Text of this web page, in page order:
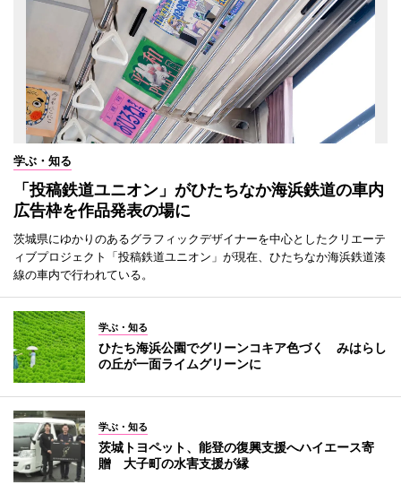
学ぶ・知る
「投稿鉄道ユニオン」がひたちなか海浜鉄道の車内
広告枠を作品発表の場に
茨城県にゆかりのあるグラフィックデザイナーを中心としたクリエーテ
ィブプロジェクト「投稿鉄道ユニオン」が現在、ひたちなか海浜鉄道湊
線の車内で行われている。
学ぶ・知る
ひたち海浜公園でグリーンコキア色づく みはらし
の丘が一面ライムグリーンに
学ぶ・知る
茨城トヨペット、能登の復興支援へハイエース寄
贈 大子町の水害支援が縁